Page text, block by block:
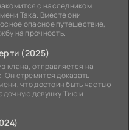
с наследником
Така. Вместе они
опасное путешествие,
на прочность.
(2025)
клана, отправляется на
Он стремится доказать
что достоин быть частью
девушку Тию и